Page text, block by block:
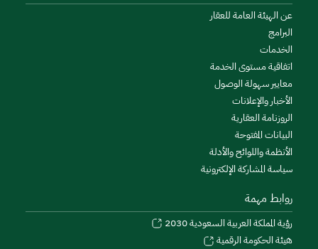
عن الهيئة العامة للعقار
البرامج
الخدمات
اتفاقية مستوى الخدمة
معايير سهولة الوصول
الأخبار والإعلانات
الروزنامة العقارية
البيانات المفتوحة
الأنظمة واللوائح والأدلة
سياسة المشاركة الإلكترونية
روابط مهمة
رؤية المملكة العربية السعودية 2030
هيئة الحكومة الرقمية